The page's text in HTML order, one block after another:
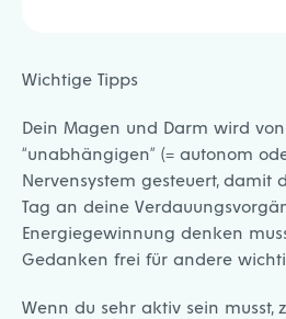
Wichtige Tipps
Dein Magen und Darm wird
“unabhängigen” (= autonom
Nervensystem gesteuert, damit
Tag an deine
Energiegewinnung denken
Gedanken frei für andere
Wenn du sehr aktiv sein musst,